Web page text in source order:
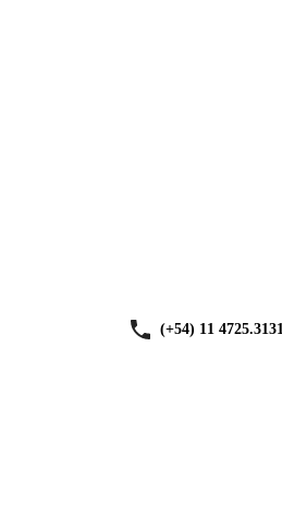
(+54) 11 4725.3131